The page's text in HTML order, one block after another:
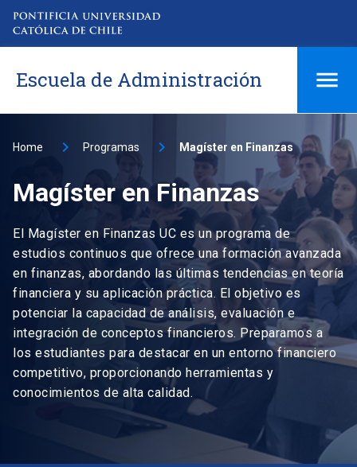
Escuela de Administración
Home Programas Magíster en Finanzas
Magíster en Finanzas
El Magíster en Finanzas UC es un programa de
estudios continuos que ofrece una formación avanzada
en finanzas, abordando las últimas tendencias en teoría
financiera y su aplicación práctica. El objetivo es
potenciar la capacidad de análisis, evaluación e
integración de conceptos financieros. Preparamos a
los estudiantes para destacar en un entorno financiero
competitivo, proporcionando herramientas y
conocimientos de alta calidad.